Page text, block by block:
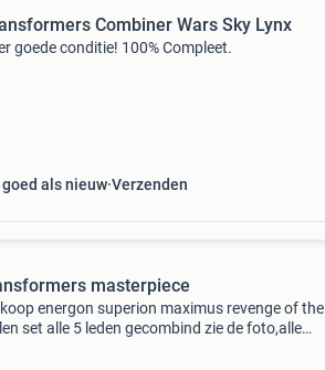
Combiner Wars Sky Lynx
goede conditie! 100% Compleet.
goed als nieuw Verzenden
masterpiece
koop energon superion maximus revenge of the
set alle 5 leden gecombind zie de foto,alle